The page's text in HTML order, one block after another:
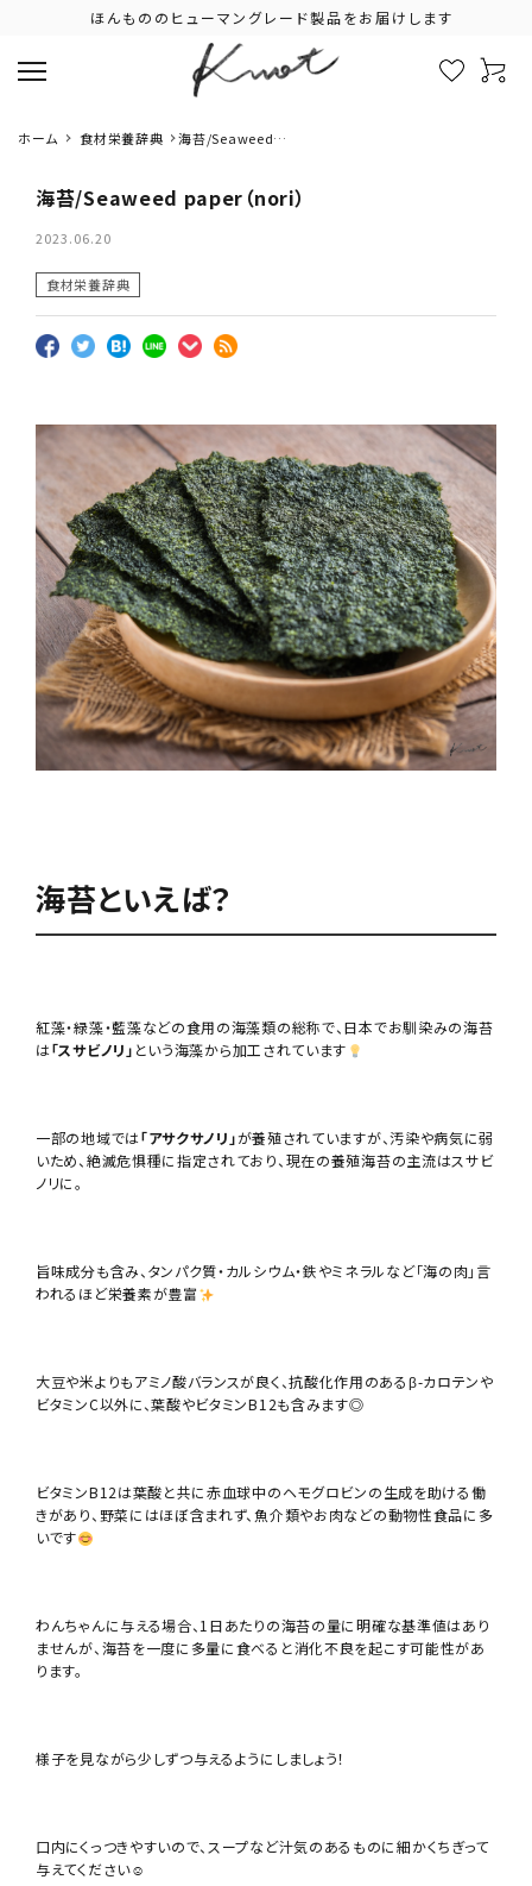
ほんもののヒューマングレード製品をお届けします
ホーム 食材栄養辞典
海苔/Seaweed
海苔/Seaweed paper（nori）
2023.06.20
食材栄養辞典
海苔といえば？
紅藻・緑藻・藍藻などの食用の海藻類の総称で、日本でお馴染みの海苔
は「スサビノリ」 という海藻から加工されています
一部の地域では「アサクサノリ」が養殖されていますが、汚染や病気に弱
いため、絶滅危惧種に指定されており、現在の養殖海苔の主流はスサビ
ノリに。
旨味成分も含み、タンパク質・カルシウム・鉄やミネラルなど「海の肉」言
われるほど栄養素が豊富
大豆や米よりもアミノ酸バランスが良く、抗酸化作用のあるβ-カロテンや
ビタミンC以外に、葉酸やビタミンB12も含みます◎
ビタミンB12は葉酸と共に赤血球中のヘモグロビンの生成を助ける働
きがあり、野菜にはほぼ含まれず、魚介類やお肉などの動物性食品に多
いです
わんちゃんに与える場合、1日あたりの海苔の量に明確な基準値はあり
ませんが、海苔を一度に多量に食べると消化不良を起こす可能性があ
ります。
様子を見ながら少しずつ与えるようにしましょう！
口内にくっつきやすいので、スープなど汁気のあるものに細かくちぎって
与えてください☺︎